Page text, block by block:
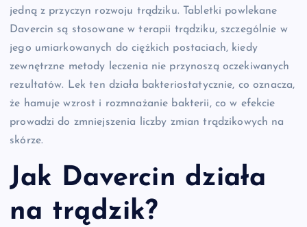
jedną z przyczyn rozwoju trądziku. Tabletki powlekane
Davercin są stosowane w terapii trądziku, szczególnie w
jego umiarkowanych do ciężkich postaciach, kiedy
zewnętrzne metody leczenia nie przynoszą oczekiwanych
rezultatów. Lek ten działa bakteriostatycznie, co oznacza,
że hamuje wzrost i rozmnażanie bakterii, co w efekcie
prowadzi do zmniejszenia liczby zmian trądzikowych na
skórze.
Jak Davercin działa
na trądzik?